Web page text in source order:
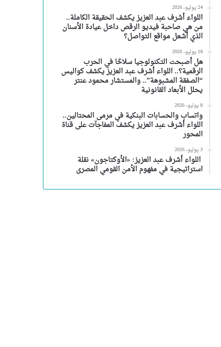
24 يوليو، 2026
اللواء أشرف عبد العزيز يكشف الحقيقة الكاملة..
من هي صاحبة فيديو الرقص داخل عيادة الأسنان
الذي أشعل مواقع التواصل؟
18 يوليو، 2026
هل أصبحت التكنولوجيا سلاحًا في الحرب
الرقمية؟.. اللواء أشرف عبد العزيز يكشف كواليس
“الصفقة المشبوهة”.. والمستشار محمود عنتر
يحلل الأبعاد القانونية
8 يوليو، 2026
واتساب والحسابات البنكية في مرمى المحتالين..
اللواء أشرف عبد العزيز يكشف المفاجآت على قناة
المحور
3 يوليو، 2026
اللواء أشرف عبد العزيز: «الأوكتاجون» نقلة
استراتيجية في مفهوم الأمن القومي المصرى